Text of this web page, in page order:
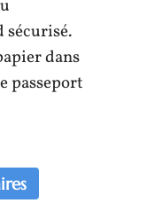
sécurisé.
dans
passeport